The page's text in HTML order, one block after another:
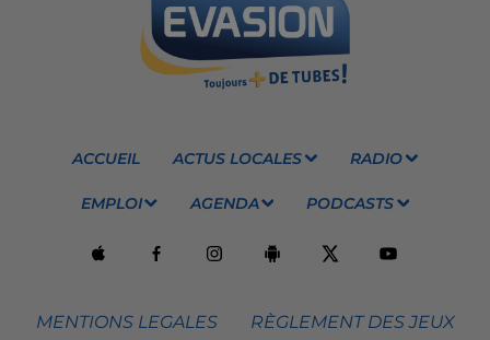
ACCUEIL ACTUS LOCALES RADIO
EMPLOI AGENDA PODCASTS
MENTIONS LEGALES RÈGLEMENT DES JEUX